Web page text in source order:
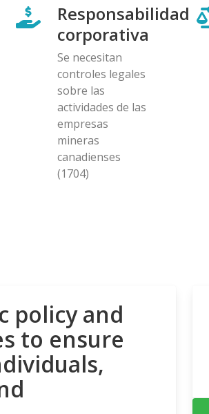
Responsabilidad
corporativa
Se necesitan
controles legales
sobre las
actividades de las
empresas
mineras
canadienses
(1704)
policy and
to ensure